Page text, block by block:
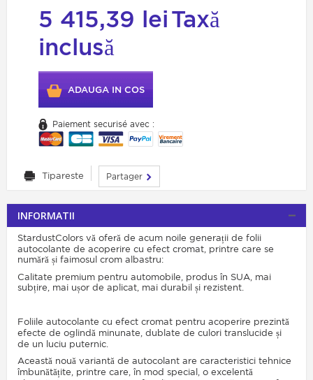
5 415,39 leiTaxă
inclusă
ADAUGA IN COS
Paiement securisé avec :
Tipareste Partager
INFORMATII
StardustColors vă oferă de acum noile generații de folii
autocolante de acoperire cu efect cromat, printre care se
numără și faimosul crom albastru:
Calitate premium pentru automobile, produs în SUA, mai
subțire, mai ușor de aplicat, mai durabil și rezistent.
Foliile autocolante cu efect cromat pentru acoperire prezintă
efecte de oglindă minunate, dublate de culori translucide și
de un luciu puternic.
Această nouă variantă de autocolant are caracteristici tehnice
îmbunătățite, printre care, în mod special, o excelentă